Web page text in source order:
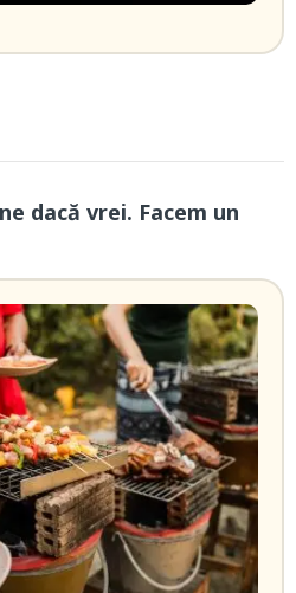
dacă vrei. Facem un